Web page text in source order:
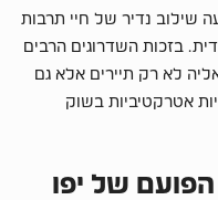
שילוב נדיר של חיי תרבות
בזכות השדרוגים הרבים
לא רק תיירים אלא גם
אטרקטיביות בשוק
של יפו